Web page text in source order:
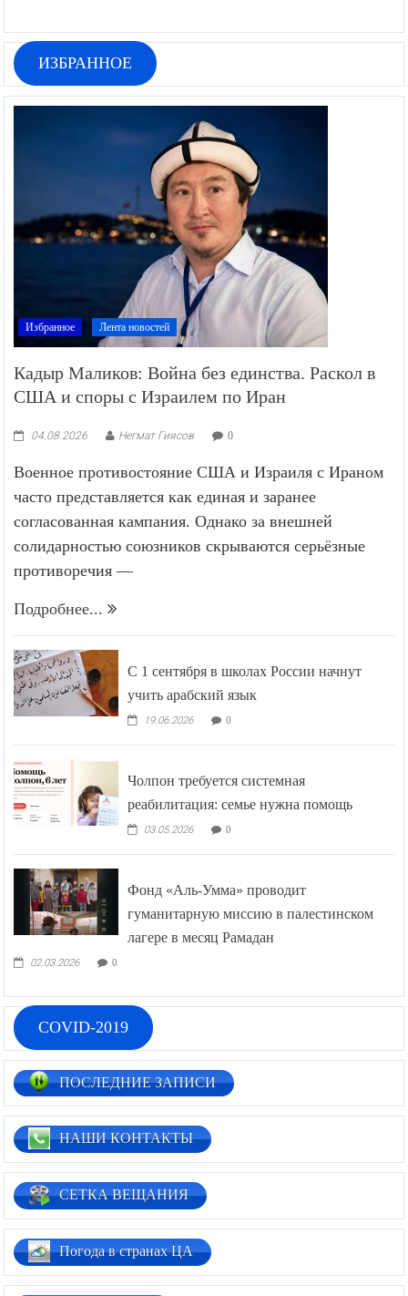
ИЗБРАННОЕ
Избранное Лента новостей
Кадыр Маликов: Война без единства. Раскол в
США и споры с Израилем по Иран
04.08.2026 Негмат Гиясов 0
Военное противостояние США и Израиля с Ираном
часто представляется как единая и заранее
согласованная кампания. Однако за внешней
солидарностью союзников скрываются серьёзные
противоречия —
Подробнее...
С 1 сентября в школах России начнут
учить арабский язык
19.06.2026 0
Чолпон требуется системная
реабилитация: семье нужна помощь
03.05.2026 0
Фонд «Аль-Умма» проводит
гуманитарную миссию в палестинском
лагере в месяц Рамадан
02.03.2026 0
COVID-2019
ПОСЛЕДНИЕ ЗАПИСИ
НАШИ КОНТАКТЫ
СЕТКА ВЕЩАНИЯ
Погода в странах ЦА